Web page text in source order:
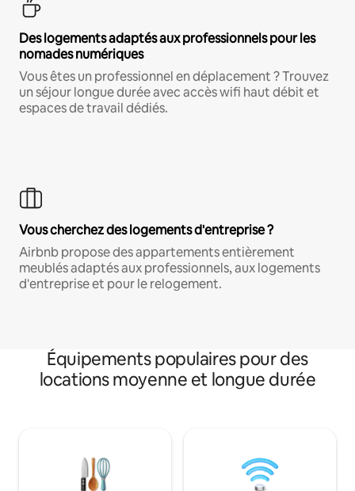
Des logements adaptés aux professionnels pour les
nomades numériques
Vous êtes un professionnel en déplacement ? Trouvez
un séjour longue durée avec accès wifi haut débit et
espaces de travail dédiés.
Vous cherchez des logements d'entreprise ?
Airbnb propose des appartements entièrement
meublés adaptés aux professionnels, aux logements
d'entreprise et pour le relogement.
Équipements populaires pour des
locations moyenne et longue durée